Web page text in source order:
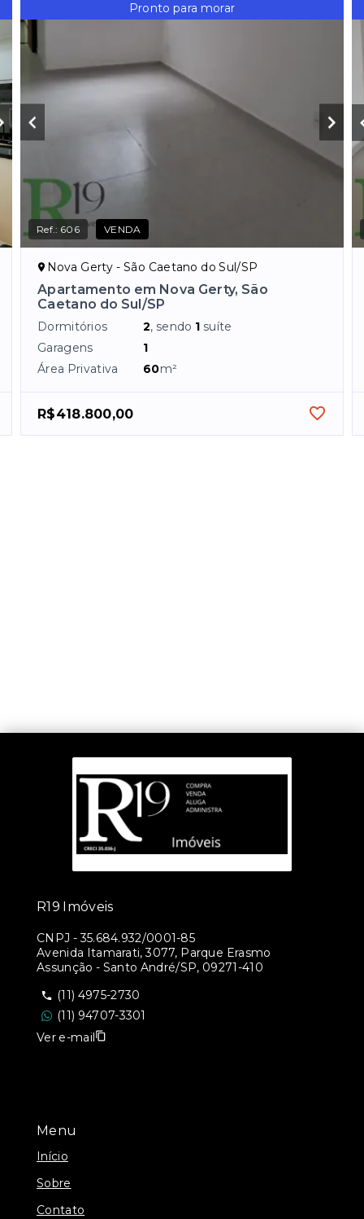
Pronto para morar
Ref.: 606 VENDA
Nova Gerty - São Caetano do Sul/SP
Apartamento em Nova Gerty, São
Caetano do Sul/SP
Dormitórios 2, sendo 1 suíte
Garagens
1
Área Privativa
60m²
R$418.800,00
Menu
Início
Sobre
Contato
R19 Imóveis
CNPJ -35.684.932/0001-85
Avenida Itamarati, 3077, Parque Erasmo
Assunção - Santo André/SP, 09271-410
(11) 4975-2730
(11) 94707-3301
Ver e-mail